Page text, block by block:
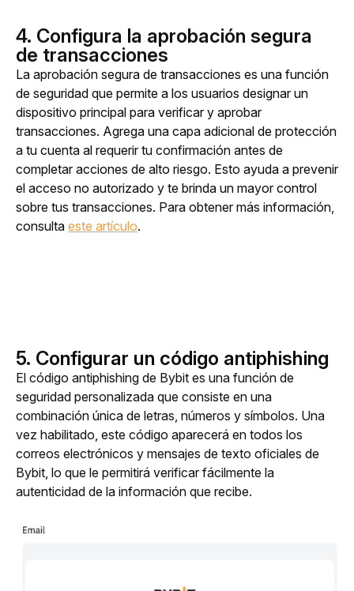
4. Configura la aprobación segura
de transacciones
La aprobación segura de transacciones es una función
de seguridad que permite a los usuarios designar un
dispositivo principal para verificar y aprobar
transacciones. Agrega una capa adicional de protección
a tu cuenta al requerir tu confirmación antes de
completar acciones de alto riesgo. Esto ayuda a prevenir
el acceso no autorizado y te brinda un mayor control
sobre tus transacciones. Para obtener más información,
consulta este artículo.
5. Configurar un código antiphishing
El código antiphishing de Bybit es una función de
seguridad personalizada que consiste en una
combinación única de letras, números y símbolos. Una
vez habilitado, este código aparecerá en todos los
correos electrónicos y mensajes de texto oficiales de
Bybit, lo que le permitirá verificar fácilmente la
autenticidad de la información que recibe.